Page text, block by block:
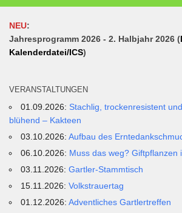
NEU:
Jahresprogramm 2026 - 2. Halbjahr 2026 (
Kalenderdatei/ICS)
VERANSTALTUNGEN
01.09.2026: Stachlig, trockenresistent
blühend – Kakteen
03.10.2026:Aufbau des
06.10.2026: Muss das weg? Giftpflanzen
03.11.2026:Gartler-Stammtisch
15.11.2026:Volkstrauertag
01.12.2026:Adventliches Gartlertreffen